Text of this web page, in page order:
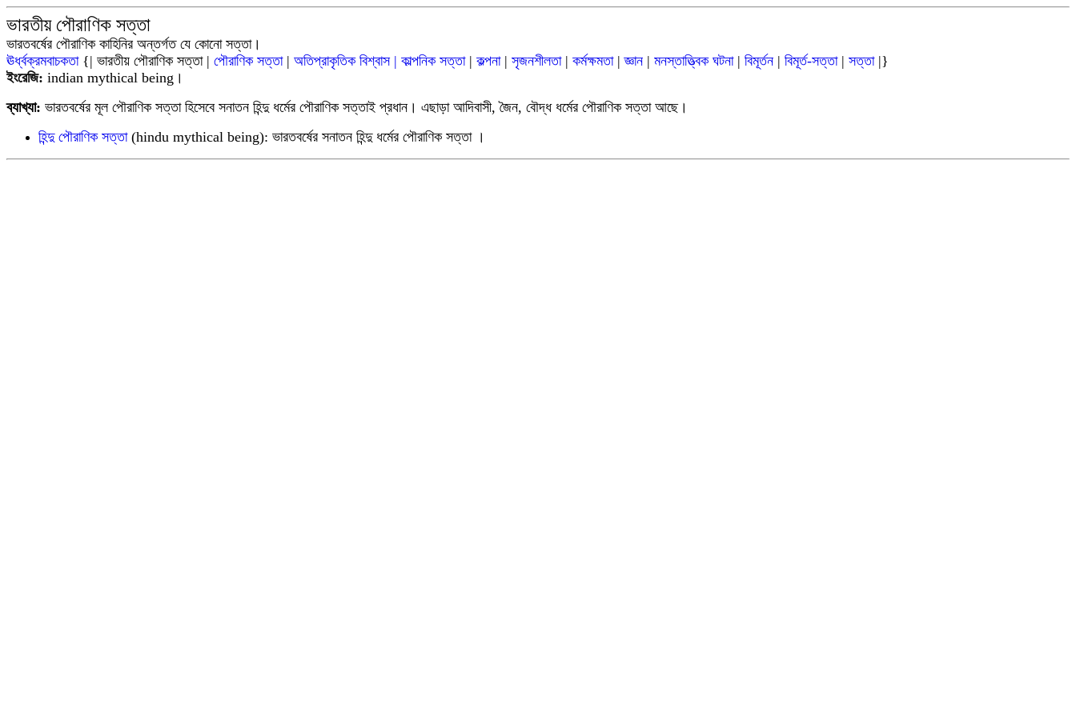
ভারতীয় পৌরাণিক সত্তা
ভারতবর্ষের পৌরাণিক কাহিনির অন্তর্গত যে কোনো সত্তা।
ঊর্ধ্বক্রমবাচকতা{| ভারতীয় পৌরাণিক সত্তা | পৌরাণিক সত্তা| অতিপ্রাকৃতিক বিশ্বাস | কাল্পনিক সত্তা| কল্পনা| সৃজনশীলতা| কর্মক্ষমতা|জ্ঞান | মনস্তাত্ত্বিক ঘটনা| বিমূর্তন | বিমূর্ত-সত্তা | সত্তা|}
ইংরেজি: indian mythical being ।
ব্যাখ্যা: ভারতবর্ষের মূল পৌরাণিক সত্তা হিসেবে সনাতন হিন্দু ধর্মের পৌরাণিক সত্তাই প্রধান। এছাড়া আদিবাসী, জৈন, বৌদ্ধ ধর্মের পৌরাণিক সত্তা আছে।
হিন্দু পৌরাণিক সত্তা(hindu mythical being): ভারতবর্ষের সনাতন হিন্দু ধর্মের পৌরাণিক সত্তা ।